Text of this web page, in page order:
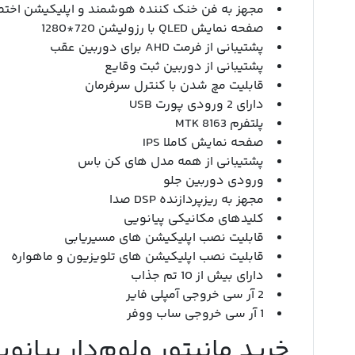
مجهز به فن خنک کننده هوشمند و اپلیکیشن
صفحه نمایش QLED با رزولیشن 720*1280
پشتیبانی از فرمت AHD برای دوربین عقب
پشتیبانی از دوربین ثبت وقایع
قابلیت مچ شدن با کنترل سرفرمان
دارای 2 ورودی پورت USB
پلتفرم MTK 8163
صفحه نمایش کاملا IPS
پشتیبانی از همه مدل های کن باس
ورودی دوربین جلو
مجهز به ریزپردازنده DSP صدا
کلیدهای مکانیکی پیانویی
قابلیت نصب اپلیکیشن های مسیریابی
قابلیت نصب اپلیکیشن های تلویزیون و ماهواره
دارای بیش از 10 تم جذاب
2 آر سی خروجی آمپلی فایر
1 آر سی خروجی ساب ووفر